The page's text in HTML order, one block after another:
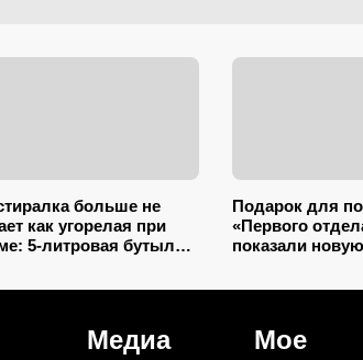
больше не
как угорелая при
5-литровая бутылка
Подарок для
«Первого
показали новую
Медиа Мое